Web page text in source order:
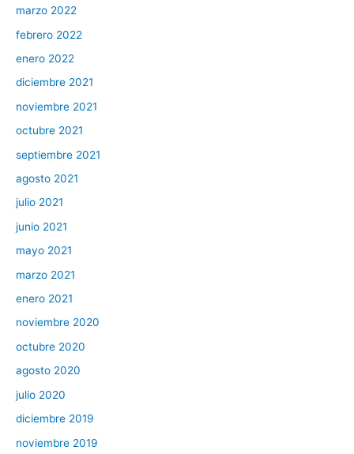
marzo 2022
febrero 2022
enero 2022
diciembre 2021
noviembre 2021
octubre 2021
septiembre 2021
agosto 2021
julio 2021
junio 2021
mayo 2021
marzo 2021
enero 2021
noviembre 2020
octubre 2020
agosto 2020
julio 2020
diciembre 2019
noviembre 2019